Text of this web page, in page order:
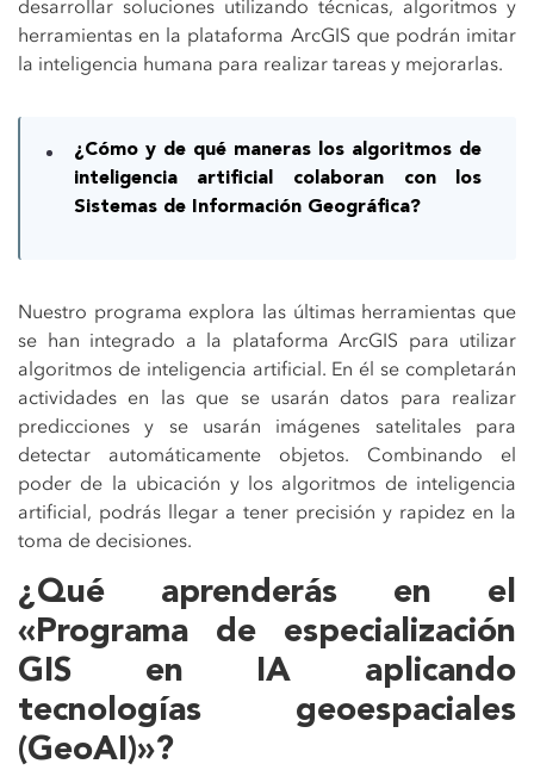
desarrollar soluciones utilizando técnicas, algoritmos y
herramientas en la plataforma ArcGIS que podrán imitar
la inteligencia humana para realizar tareas y mejorarlas.
¿Cómo y de qué maneras los algoritmos de
inteligencia artificial colaboran con los
Sistemas de Información Geográfica?
Nuestro programa explora las últimas herramientas que
se han integrado a la plataforma ArcGIS para utilizar
algoritmos de inteligencia artificial. En él se completarán
actividades en las que se usarán datos para realizar
predicciones y se usarán imágenes satelitales para
detectar automáticamente objetos. Combinando el
poder de la ubicación y los algoritmos de inteligencia
artificial, podrás llegar a tener precisión y rapidez en la
toma de decisiones.
¿Qué aprenderás en el
«Programa de especialización
GIS en IA aplicando
tecnologías geoespaciales
(GeoAI)»?